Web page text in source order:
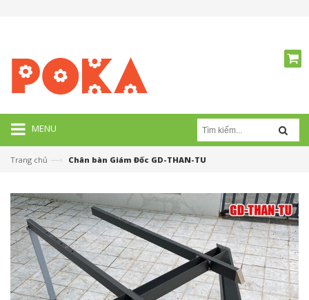
MENU
Trang chủ —› Chân bàn Giám Đốc GD-THAN-TU